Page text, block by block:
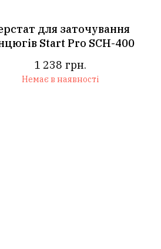
для заточування
Start Pro SCH-400
1 238 грн.
Немає в наявності